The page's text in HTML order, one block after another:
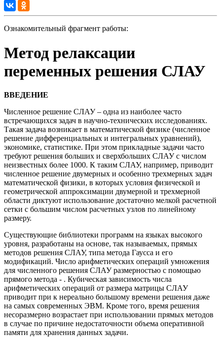
Ознакомительный фрагмент работы:
Метод релаксации
переменных решения СЛАУ
ВВЕДЕНИЕ
Численное решение СЛАУ – одна из наиболее часто
встречающихся задач в научно-технических исследованиях.
Такая задача возникает в математической физике (численное
решение дифференциальных и интегральных уравнений),
экономике, статистике. При этом прикладные задачи часто
требуют решения больших и сверхбольших СЛАУ с числом
неизвестных более 1000. К таким СЛАУ, например, приводит
численное решение двумерных и особенно трехмерных задач
математической физики, в которых условия физической и
геометрической аппроксимации двумерной и трехмерной
области диктуют использование достаточно мелкой расчетной
сетки с большим числом расчетных узлов по линейному
размеру.
Существующие библиотеки программ на языках высокого
уровня, разработаны на основе, так называемых, прямых
методов решения СЛАУ, типа метода Гаусса и его
модификаций. Число арифметических операций умножения
для численного решения СЛАУ размерностью с помощью
прямого метода - . Кубическая зависимость числа
арифметических операций от размера матрицы СЛАУ
приводит при к нереально большому времени решения даже
на самых современных ЭВМ. Кроме того, время решения
несоразмерно возрастает при использовании прямых методов
в случае по причине недостаточности объема оперативной
памяти для хранения данных задачи.